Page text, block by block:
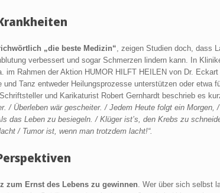
„die beste Medizin“ , zeigen Studien doch, dass
verbessert und sogar Schmerzen lindern kann. In
im Rahmen der Aktion HUMOR HILFT HEILEN von Dr.
Tanz entweder Heilungsprozesse unterstützen oder etwa
und Karikaturist Robert Gernhardt beschrieb es
/ Überleben wär gescheiter. / Jedem Heute folgt ein
das Leben zu besiegeln. / Klüger ist’s, den Krebs zu
/ Tumor ist, wenn man trotzdem lacht!“.
n
zum Ernst des Lebens zu gewinnen . Wer über sich selbst